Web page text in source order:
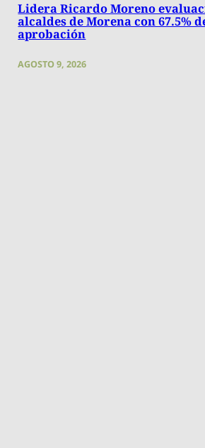
Lidera Ricardo Moreno
alcaldes de Morena con 67.5%
aprobación
AGOSTO 9, 2026